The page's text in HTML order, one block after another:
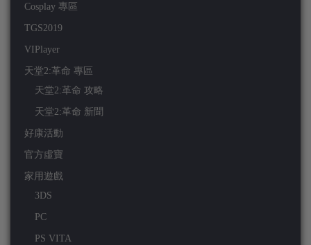
Cosplay 專區
TGS2019
VIPlayer
天堂2:革命 專區
天堂2:革命 攻略
天堂2:革命 新聞
好康活動
官方虛寶
家用遊戲
3DS
PC
PS VITA